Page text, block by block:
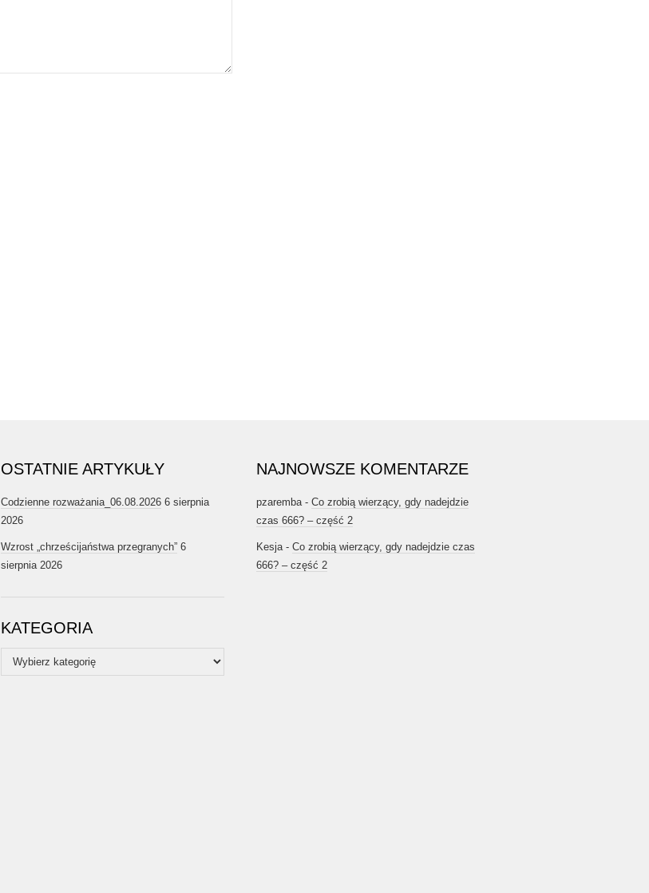
OSTATNIE ARTYKUŁY
Codzienne rozważania_06.08.2026 6 sierpnia
2026
Wzrost „chrześcijaństwa przegranych” 6
sierpnia 2026
KATEGORIA
Kategoria
NAJNOWSZE KOMENTARZE
pzaremba- Co zrobią wierzący, gdy nadejdzie
czas 666? – część 2
Kesja- Co zrobią wierzący, gdy nadejdzie czas
666? – część 2